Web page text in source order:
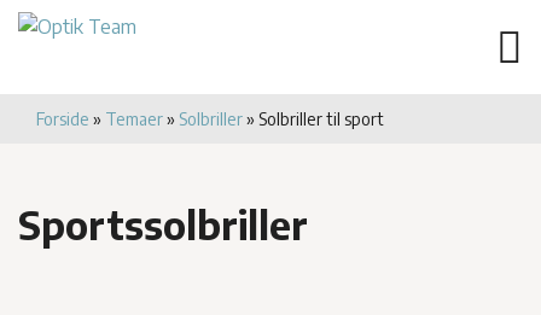
Forside » Temaer» Solbriller» Solbriller til sport
Sportssolbriller